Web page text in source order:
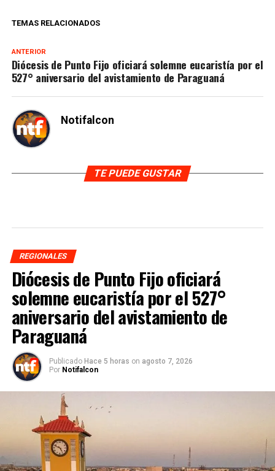
TEMAS RELACIONADOS
ANTERIOR
Diócesis de Punto Fijo oficiará solemne eucaristía por el
527° aniversario del avistamiento de Paraguaná
Notifalcon
TE PUEDE GUSTAR
REGIONALES
Diócesis de Punto Fijo oficiará
solemne eucaristía por el 527°
aniversario del avistamiento de
Paraguaná
Publicado Hace 5 horas on agosto 7, 2026
Por Notifalcon